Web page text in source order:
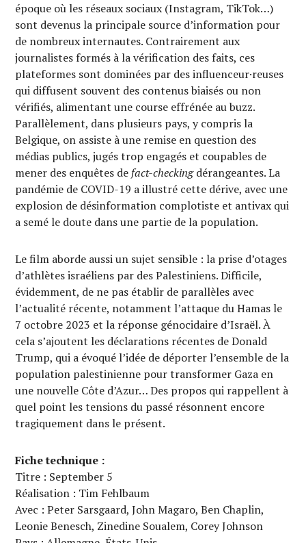
époque où les réseaux sociaux (Instagram, TikTok…)
sont devenus la principale source d’information pour
de nombreux internautes. Contrairement aux
journalistes formés à la vérification des faits, ces
plateformes sont dominées par des influenceur·reuses
qui diffusent souvent des contenus biaisés ou non
vérifiés, alimentant une course effrénée au buzz.
Parallèlement, dans plusieurs pays, y compris la
Belgique, on assiste à une remise en question des
médias publics, jugés trop engagés et coupables de
mener des enquêtes de fact-checkingdérangeantes. La
pandémie de COVID-19 a illustré cette dérive, avec une
explosion de désinformation complotiste et antivax qui
a semé le doute dans une partie de la population.
Le film aborde aussi un sujet sensible : la prise d’otages
d’athlètes israéliens par des Palestiniens. Difficile,
évidemment, de ne pas établir de parallèles avec
l’actualité récente, notamment l’attaque du Hamas le
7 octobre 2023 et la réponse génocidaire d’Israël. À
cela s’ajoutent les déclarations récentes de Donald
Trump, qui a évoqué l’idée de déporter l’ensemble de la
population palestinienne pour transformer Gaza en
une nouvelle Côte d’Azur… Des propos qui rappellent à
quel point les tensions du passé résonnent encore
tragiquement dans le présent.
Fiche technique :
Titre : September 5
Réalisation : Tim Fehlbaum
Avec : Peter Sarsgaard, John Magaro, Ben Chaplin,
Leonie Benesch, Zinedine Soualem, Corey Johnson